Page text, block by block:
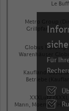
axis
displaying
categories.
Range:
8
Le
Metro Group
Grillpfanne,
Globus Holding
Warenhäuser
Kaufland
Betriebe
XXXLutz
Mann, Moemax,
Für